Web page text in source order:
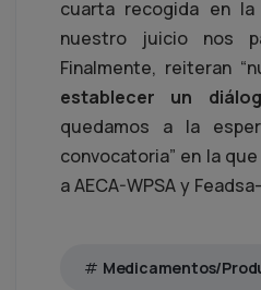
cuarta recogida en
nuestro juicio nos
Finalmente, reiteran
establecer un
quedamos a la
convocatoria” en la
a AECA-WPSA y
Medicamentos/